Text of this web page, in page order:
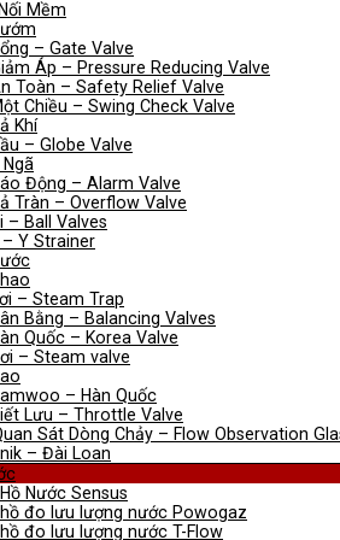
Mềm
– Gate Valve
Áp – Pressure Reducing Valve
Toàn – Safety Relief Valve
Chiều – Swing Check Valve
Khí
– Globe Valve
Động – Alarm Valve
Tràn – Overflow Valve
– Ball Valves
Y Strainer
– Steam Trap
Bằng – Balancing Valves
Quốc – Korea Valve
– Steam valve
– Hàn Quốc
Lưu – Throttle Valve
Sát Dòng Chảy – Flow Observation
– Đài Loan
Nước Sensus
đo lưu lượng nước Powogaz
đo lưu lượng nước T-Flow